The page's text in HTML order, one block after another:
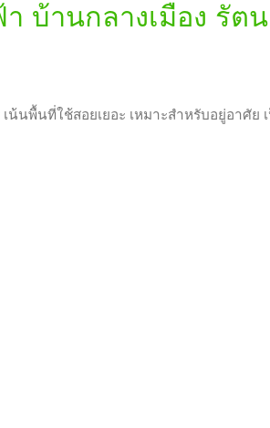
บ้านกลางเมือง รัต
น้นพื้นที่ใช้สอยเยอะ เหมาะสำหรับอยู่อาศัย